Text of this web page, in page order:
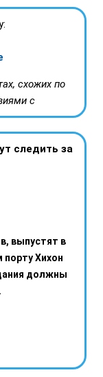
схожих по
с
следить за
выпустят в
порту Хихон
должны